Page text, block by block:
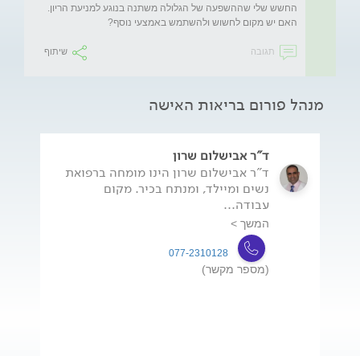
החשש שלי שההשפעה של הגלולה משתנה בנוגע למניעת הריון.
האם יש מקום לחשוש ולהשתמש באמצעי נוסף?
תגובה שיתוף
מנהל פורום בריאות האישה
ד"ר אבישלום שרון
ד"ר אבישלום שרון הינו מומחה ברפואת
נשים ומיילד, ומנתח בכיר. מקום
עבודה...
המשך >
077-2310128
(מספר מקשר)